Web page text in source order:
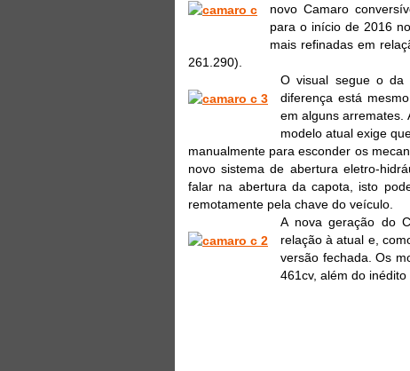
novo Camaro
para o início de 2016
mais refinadas em
261.290).
O visual segue o da
diferença está
em alguns arremates.
modelo atual exige
manualmente para esconder os
novo sistema de abertura eletro-
falar na abertura da capota, isto
remotamente pela chave do veículo.
A nova geração do
relação à atual e,
versão fechada. Os
461cv, além do